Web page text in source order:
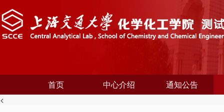
首页 中心介绍 通知公告
<